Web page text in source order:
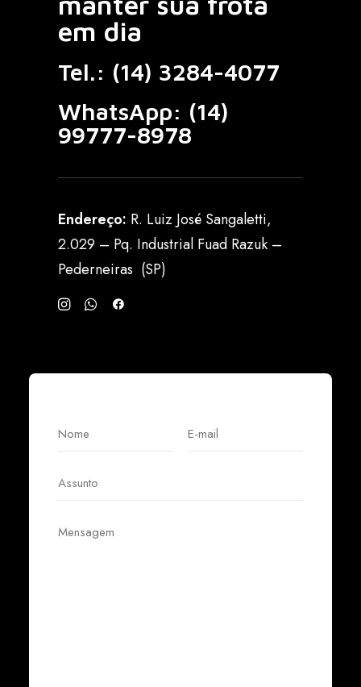
em dia
Tel.: (14) 3284-4077
WhatsApp: (14)
99777-8978
Endereço: R. Luiz José Sangaletti,
2.029 – Pq. Industrial Fuad Razuk –
Pederneiras (SP)